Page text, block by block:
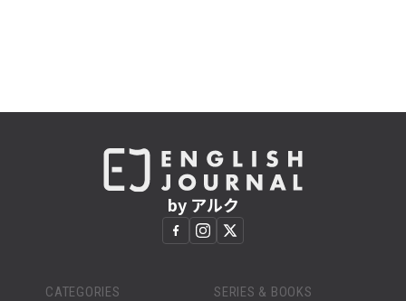
by アルク
CATEGORIES SERIES & BOOKS